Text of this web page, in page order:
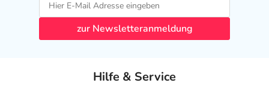
zur Newsletteranmeldung
Hilfe & Service